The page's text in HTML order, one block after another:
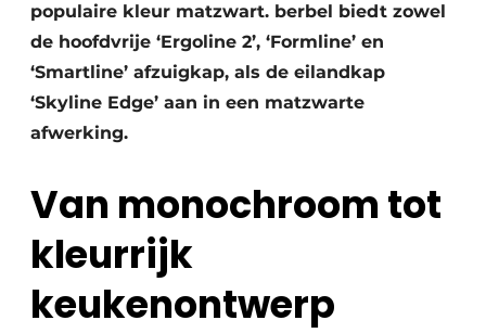
populaire kleur matzwart. berbel biedt zowel
de hoofdvrije ‘Ergoline 2’, ‘Formline’ en
‘Smartline’ afzuigkap, als de eilandkap
‘Skyline Edge’ aan in een matzwarte
afwerking.
Van monochroom tot
kleurrijk
keukenontwerp